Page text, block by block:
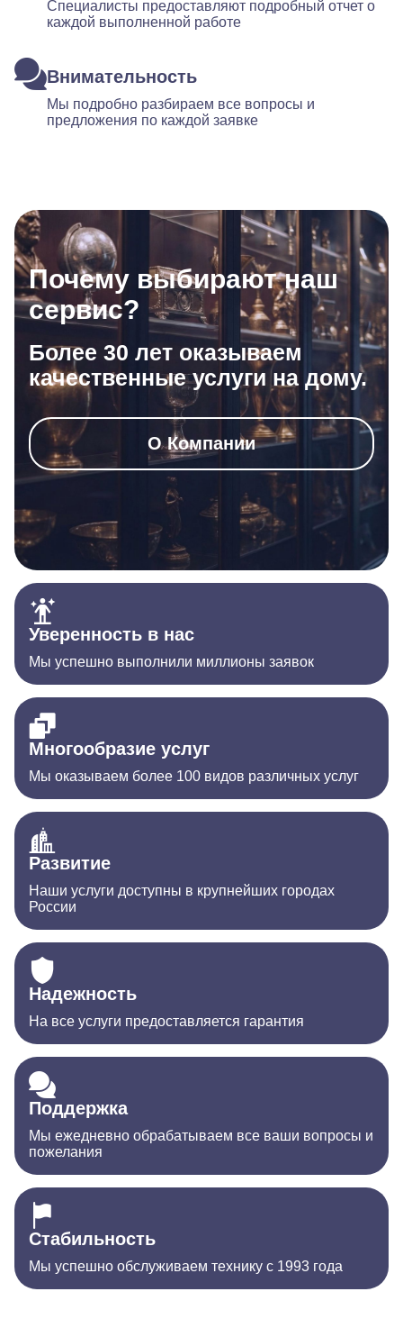
Специалисты предоставляют подробный отчет о
каждой выполненной работе
Внимательность
Мы подробно разбираем все вопросы и
предложения по каждой заявке
Почему выбирают наш
сервис?
Более 30 лет оказываем
качественные услуги на дому.
О Компании
Уверенность в нас
Мы успешно выполнили миллионы заявок
Многообразие услуг
Мы оказываем более 100 видов различных услуг
Развитие
Наши услуги доступны в крупнейших городах
России
Надежность
На все услуги предоставляется гарантия
Поддержка
Мы ежедневно обрабатываем все ваши вопросы и
пожелания
Стабильность
Мы успешно обслуживаем технику с 1993 года